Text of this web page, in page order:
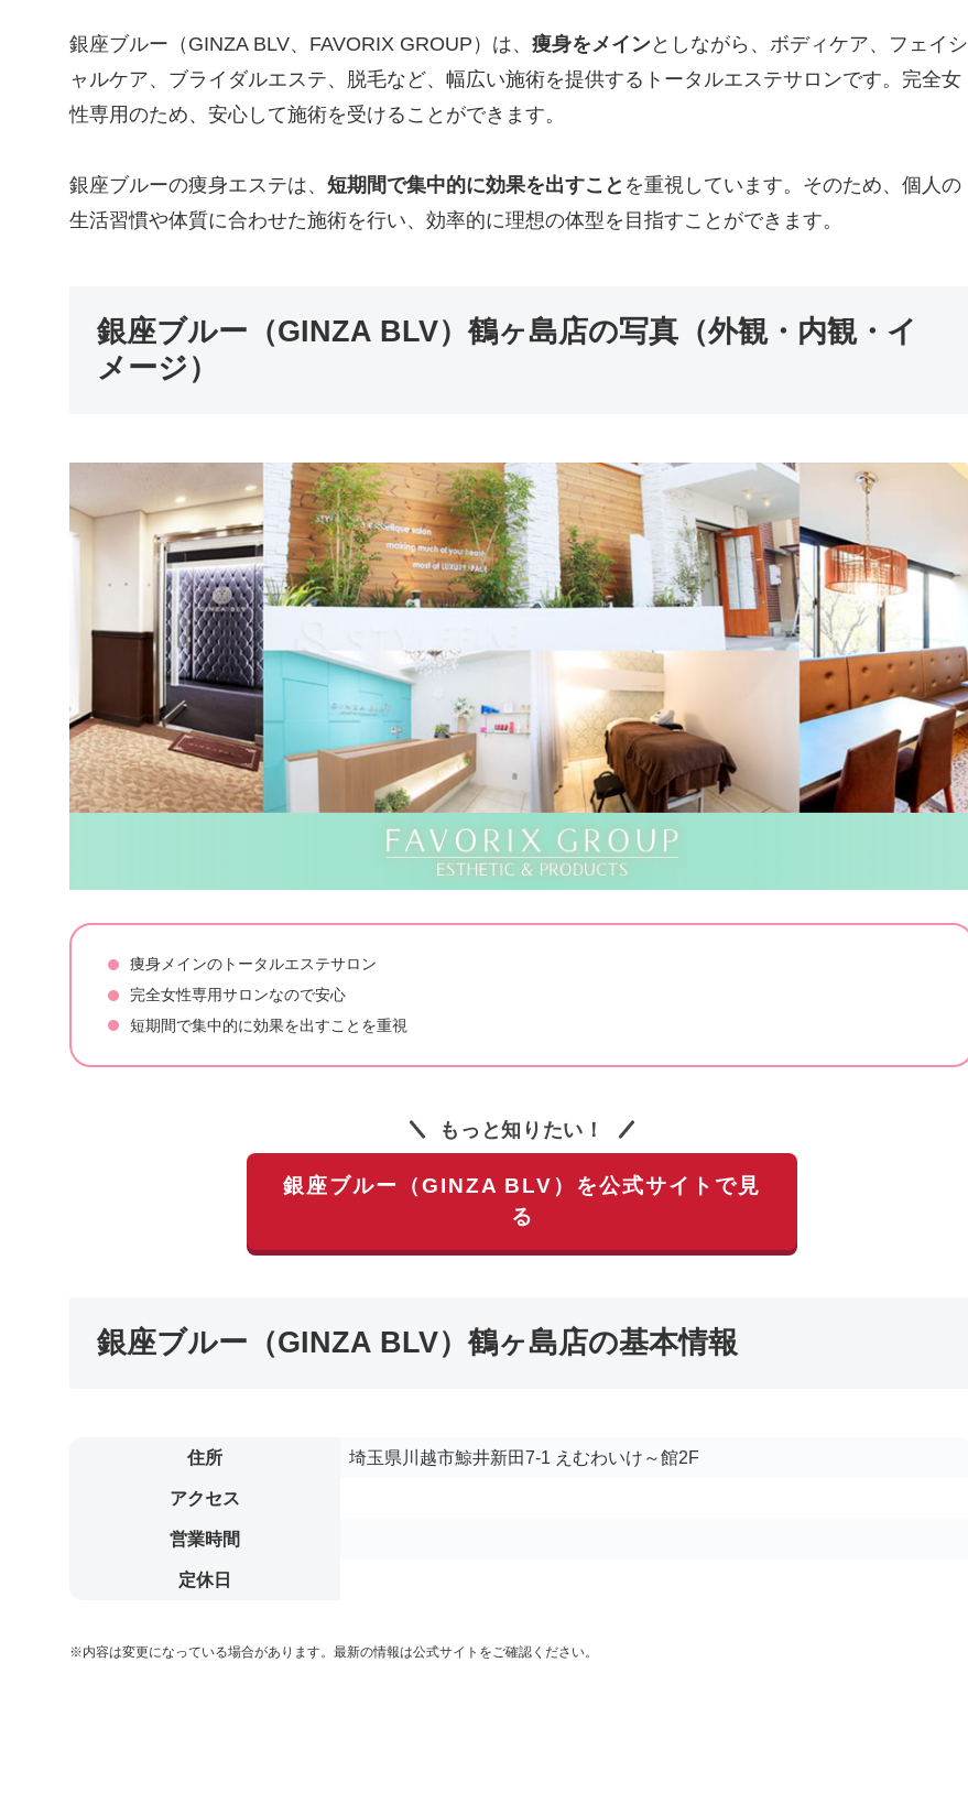
銀座ブルー（GINZA BLV、FAVORIX GROUP）は、 痩身をメインとしながら、ボディケア、フェイシ
ャルケア、ブライダルエステ、脱毛など、幅広い施術を提供するトータルエステサロンです。完全女
性専用のため、安心して施術を受けることができます。
銀座ブルーの痩身エステは、 短期間で集中的に効果を出すこと を重視しています。そのため、個人の
生活習慣や体質に合わせた施術を行い、効率的に理想の体型を目指すことができます。
銀座ブルー（GINZA BLV）鶴ヶ島店の写真（外観・内観・イ
メージ）
痩身メインのトータルエステサロン
完全女性専用サロンなので安心
短期間で集中的に効果を出すことを重視
もっと知りたい！
銀座ブルー（GINZA BLV）を公式サイトで見
る
銀座ブルー（GINZA BLV）鶴ヶ島店の基本情報
住所 埼玉県川越市鯨井新田7-1 えむわいけ～館2F
アクセス
営業時間
定休日
※内容は変更になっている場合があります。最新の情報は公式サイトをご確認ください。